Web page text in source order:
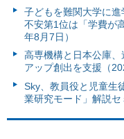
子どもを難関大学に
不安第1位は「学費が
年8月7日）
高専機構と日本公庫
アップ創出を支援（
Sky、教員役と児童生
業研究モード」解説セ